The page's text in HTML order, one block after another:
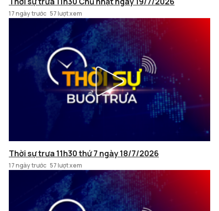
17 ngày trước 57 lượt xem
Thời sự trưa 11h30 thứ 7 ngày 18/7/2026
17 ngày trước 57 lượt xem